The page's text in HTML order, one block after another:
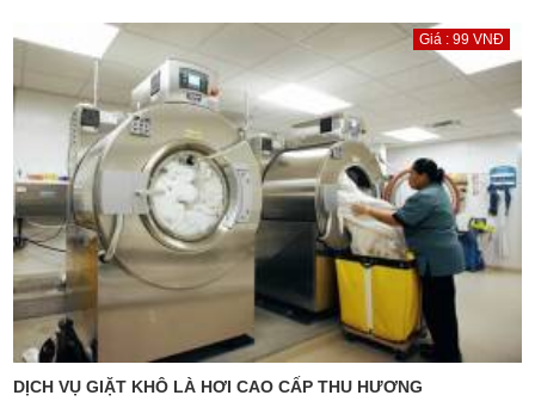
Giá : 99 VNĐ
DỊCH VỤ GIẶT KHÔ LÀ HƠI CAO CẤP THU HƯƠNG